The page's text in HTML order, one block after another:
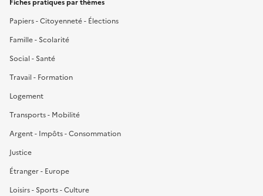
Fiches pratiques par thèmes
Papiers - Citoyenneté - Élections
Famille - Scolarité
Social - Santé
Travail - Formation
Logement
Transports - Mobilité
Argent - Impôts - Consommation
Justice
Étranger - Europe
Loisirs - Sports - Culture